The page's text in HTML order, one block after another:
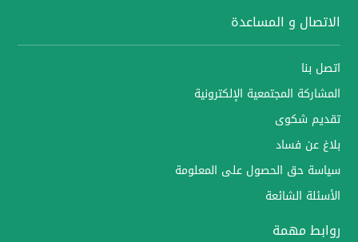
الاتصال و المساعدة
اتصل بنا
المشاركة المجتمعية الإلكترونية
تقديم شكوى
بلاغ عن فساد
سياسة حق الحصول على المعلومة
الأسئلة الشائعة
روابط مهمة